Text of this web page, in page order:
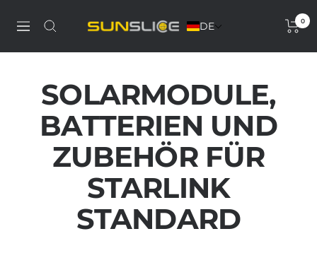
zumNavigation
Discover
charger,
portable
solar
panel
and
solar
generator
DE 0
SOLARMODULE,
BATTERIEN UND
ZUBEHÖR FÜR
STARLINK
STANDARD